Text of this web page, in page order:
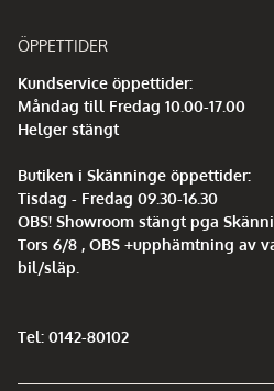
ÖPPETTIDER
Kundservice öppettider:
Måndag till Fredag 10.00-17.00
Helger stängt
Butiken i Skänninge öppettider:
Tisdag - Fredag 09.30-16.30
OBS! Showroom stängt pga
Tors 6/8 , OBS +upphämtning av
bil/släp.
Tel: 0142-80102